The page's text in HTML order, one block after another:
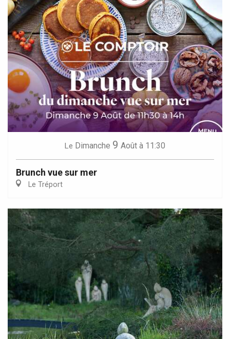
Le Dimanche 9 Août à 11:30
Brunch vue sur mer
Le Tréport